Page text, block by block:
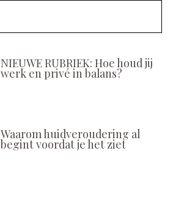
NIEUWE RUBRIEK: Hoe houd jij
werk en privé in balans?
Waarom huidveroudering al
begint voordat je het ziet